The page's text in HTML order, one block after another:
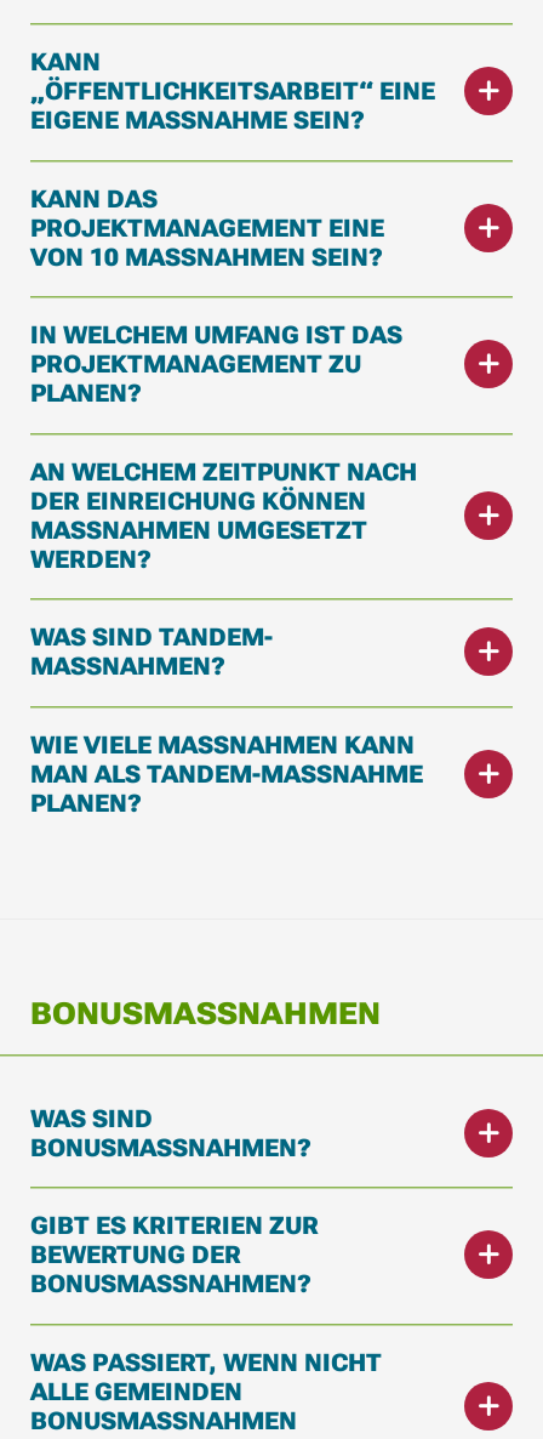
KANN
„ÖFFENTLICHKEITSARBEIT“ EINE
EIGENE MASSNAHME SEIN?
KANN DAS
PROJEKTMANAGEMENT EINE
VON 10 MASSNAHMEN SEIN?
IN WELCHEM UMFANG IST DAS
PROJEKTMANAGEMENT ZU
PLANEN?
AN WELCHEM ZEITPUNKT NACH
DER EINREICHUNG KÖNNEN
MASSNAHMEN UMGESETZT W
ERDEN?
WAS SIND TANDEM-
MASSNAHMEN?
WIE VIELE MASSNAHMEN KANN M
AN ALS TANDEM-MASSNAHME PL
ANEN?
BONUSMASSNAHMEN
WAS SIND
BONUSMASSNAHMEN?
GIBT ES KRITERIEN ZUR
BEWERTUNG DER
BONUSMASSNAHMEN?
WAS PASSIERT, WENN NICHT
ALLE GEMEINDEN
BONUSMASSNAHMEN U